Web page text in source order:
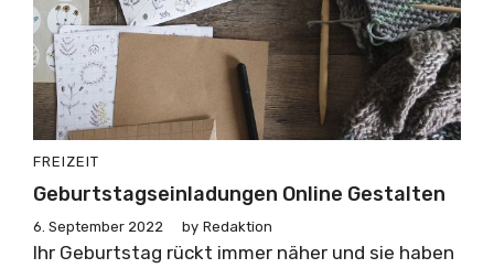
FREIZEIT
Geburtstagseinladungen Online Gestalten
6. September 2022 by Redaktion
Ihr Geburtstag rückt immer näher und sie haben